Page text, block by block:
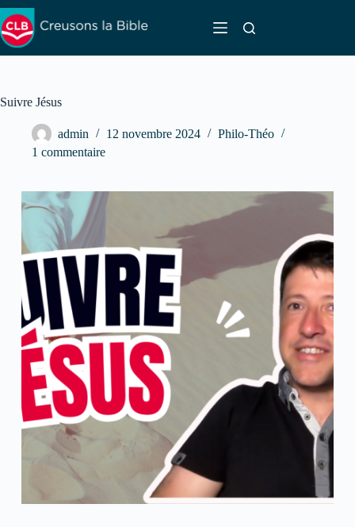
Passer
au
contenu
Suivre Jésus
admin 12 novembre 2024
Philo-Théo
1 commentaire